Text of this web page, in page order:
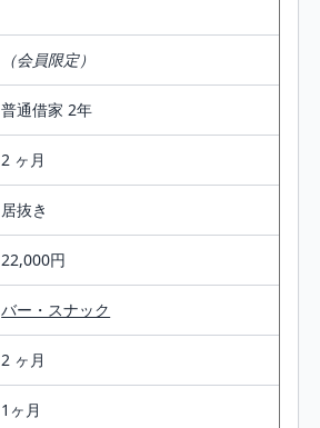
（会員限定）
普通借家 2年
2 ヶ月
居抜き
22,000円
バー・スナック
2 ヶ月
1ヶ月